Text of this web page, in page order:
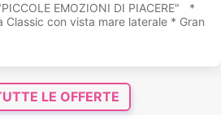
EMOZIONI DI PIACERE" *
Classic con vista mare laterale * Gran
LE OFFERTE